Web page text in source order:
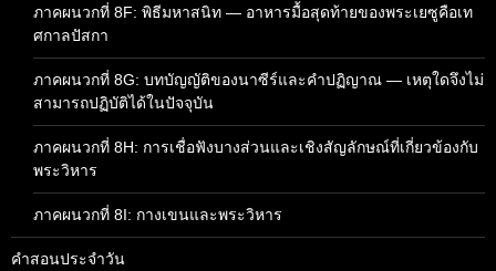
ภาคผนวกที่ 8F: พิธีมหาสนิท — อาหารมื้อสุดท้ายของพระเยซูคือเท
ศกาลปัสกา
ภาคผนวกที่ 8G: บทบัญญัติของนาซีร์และคำปฏิญาณ — เหตุใดจึงไม่
สามารถปฏิบัติได้ในปัจจุบัน
ภาคผนวกที่ 8H: การเชื่อฟังบางส่วนและเชิงสัญลักษณ์ที่เกี่ยวข้องกับ
พระวิหาร
ภาคผนวกที่ 8I: กางเขนและพระวิหาร
คำสอนประจำวัน